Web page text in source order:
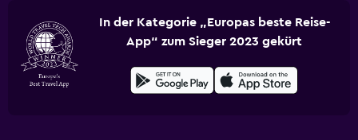
In der Kategorie „Europas beste Reise-
App“ zum Sieger 2023 gekürt